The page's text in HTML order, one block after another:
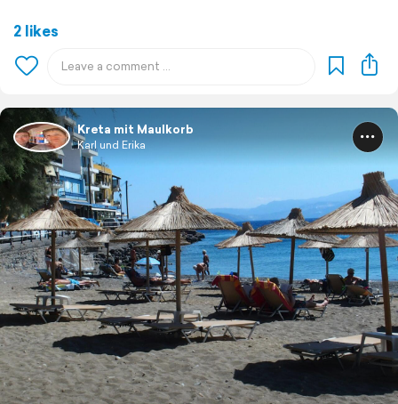
2 likes
Kreta mit Maulkorb
Karl und Erika